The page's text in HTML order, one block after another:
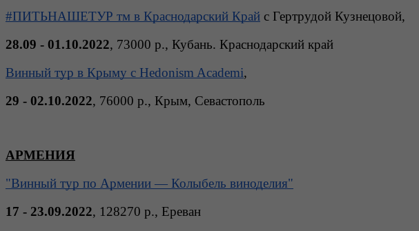
#ПИТЬНАШЕТУР тм в Краснодарский Край с Гертрудой Кузнецовой,
28.09 - 01.10.2022, 73000 р., Кубань. Краснодарский край
Винный тур в Крыму с Hedonism Academi,
29 - 02.10.2022, 76000 р., Крым, Севастополь
АРМЕНИЯ
"Винный тур по Армении — Колыбель виноделия"
17 - 23.09.2022, 128270 р., Ереван